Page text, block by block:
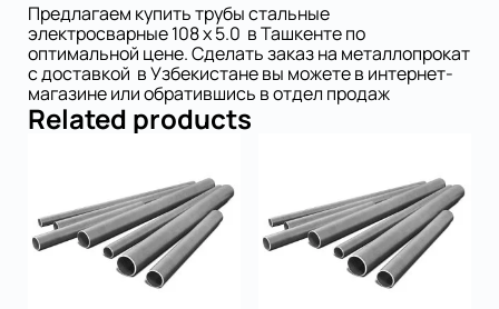
Предлагаем купить трубы стальные
электросварные 108 х 5.0 в Ташкенте по
оптимальной цене. Сделать заказ на металлопрокат
с доставкой в Узбекистане вы можете в интернет-
магазине или обратившись в отдел продаж
Related products